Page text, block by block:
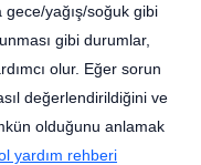
gece/yağış/soğuk gibi
gibi durumlar,
olur. Eğer sorun
değerlendirildiğini ve
olduğunu anlamak
yardım rehberi